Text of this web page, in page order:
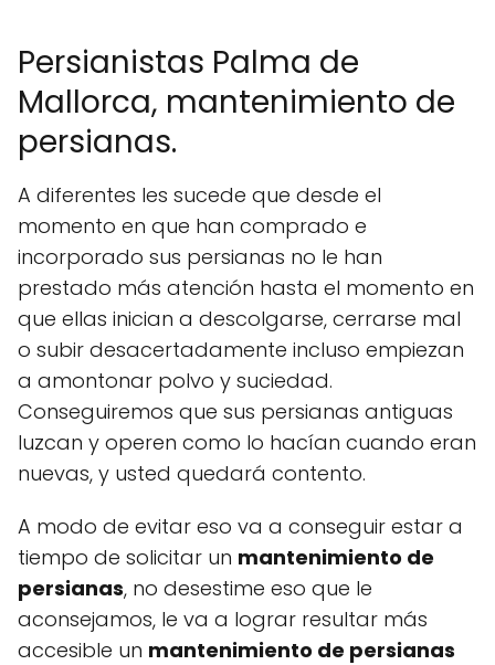
Persianistas Palma de
Mallorca, mantenimiento de
persianas.
A diferentes les sucede que desde el
momento en que han comprado e
incorporado sus persianas no le han
prestado más atención hasta el momento en
que ellas inician a descolgarse, cerrarse mal
o subir desacertadamente incluso empiezan
a amontonar polvo y suciedad.
Conseguiremos que sus persianas antiguas
luzcan y operen como lo hacían cuando eran
nuevas, y usted quedará contento.
A modo de evitar eso va a conseguir estar a
tiempo de solicitar un mantenimiento de
persianas, no desestime eso que le
aconsejamos, le va a lograr resultar más
accesible un mantenimiento de persianas